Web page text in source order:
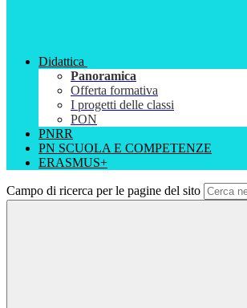
Didattica
Panoramica
Offerta formativa
I progetti delle classi
PON
PNRR
PN SCUOLA E COMPETENZE
ERASMUS+
Campo di ricerca per le pagine del sito